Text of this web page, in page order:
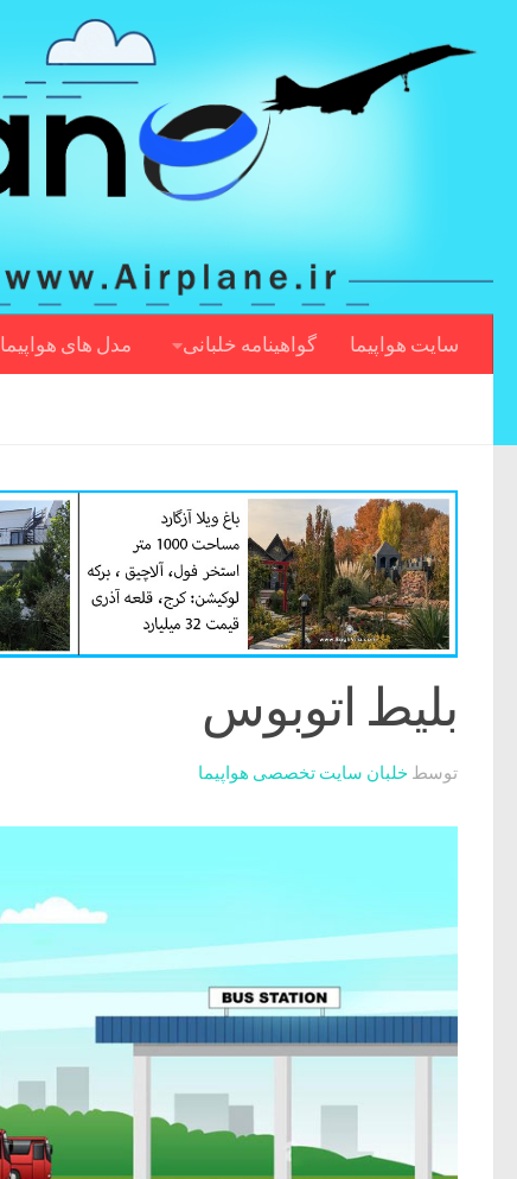
سایت هواپیما گواهینامه خلبانی مدل های هواپیما
بلیط اتوبوس
توسط خلبان سایت تخصصی هواپیما